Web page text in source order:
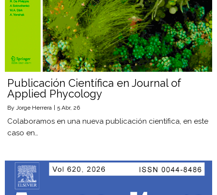
Publicación Científica en Journal of
Applied Phycology
By Jorge Herrera | 5 Abr, 26
Colaboramos en una nueva publicación científica, en este
caso en…